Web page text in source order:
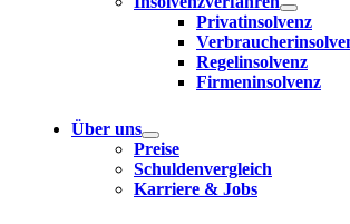
Privatinsolvenz
Regelinsolvenz
Firmeninsolvenz
Über uns
Preise
Schuldenvergleich
Karriere & Jobs